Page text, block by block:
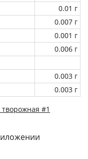
0.01 г
0.007 г
0.001 г
0.006 г
0.003 г
0.003 г
#1